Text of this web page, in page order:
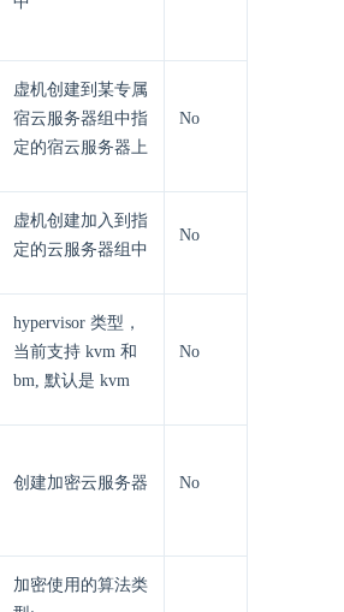
虚机创建到某专属
宿云服务器组中指
定的宿云服务器上
No
虚机创建加入到指
定的云服务器组中
No
hypervisor 类型，
当前支持 kvm 和
bm, 默认是 kvm
No
创建加密云服务器 No
加密使用的算法类